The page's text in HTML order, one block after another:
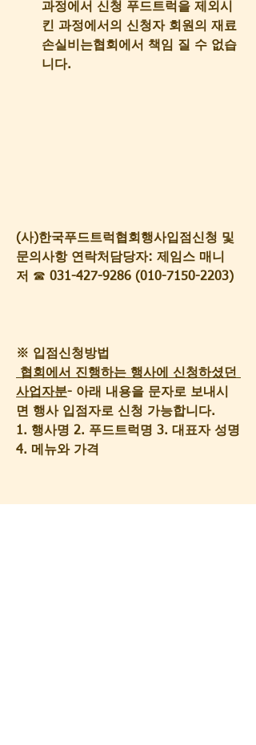
과정에서 신청 푸드트럭을 제외시
킨 과정에서의 신청자 회원의 재료
손실비는협회에서 책임 질 수 없습
니다.
(사)한국푸드트럭협회행사입점신청 및
문의사항 연락처담당자: 제임스 매니
저 ☎ 031-427-9286 (010-7150-2203)
※ 입점신청방법
협회에서 진행하는 행사에 신청하셨던
사업자분- 아래 내용을 문자로 보내시
면 행사 입점자로 신청 가능합니다.
1. 행사명 2. 푸드트럭명 3. 대표자 성명
4. 메뉴와 가격